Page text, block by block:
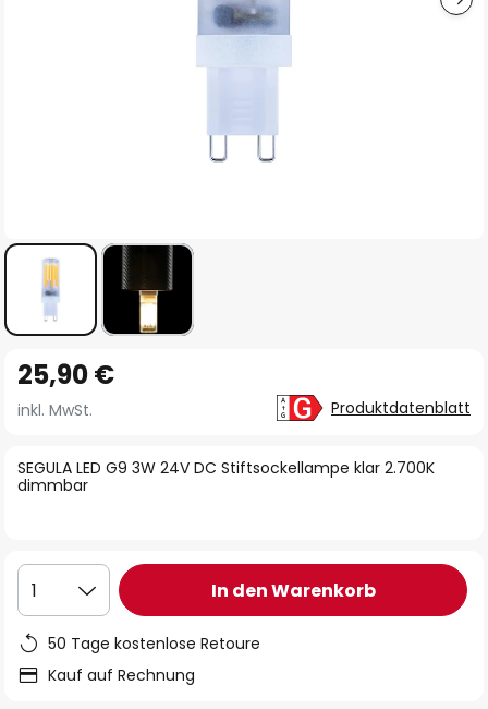
Anfang
der
springen
SEGULA LED G9 3W 24V DC Stiftsockellampe klar 2.700K
dimmbar
25,90 €
inkl. MwSt. Produktdatenblatt
1 In den Warenkorb
50 Tage kostenlose Retoure
Kauf auf Rechnung